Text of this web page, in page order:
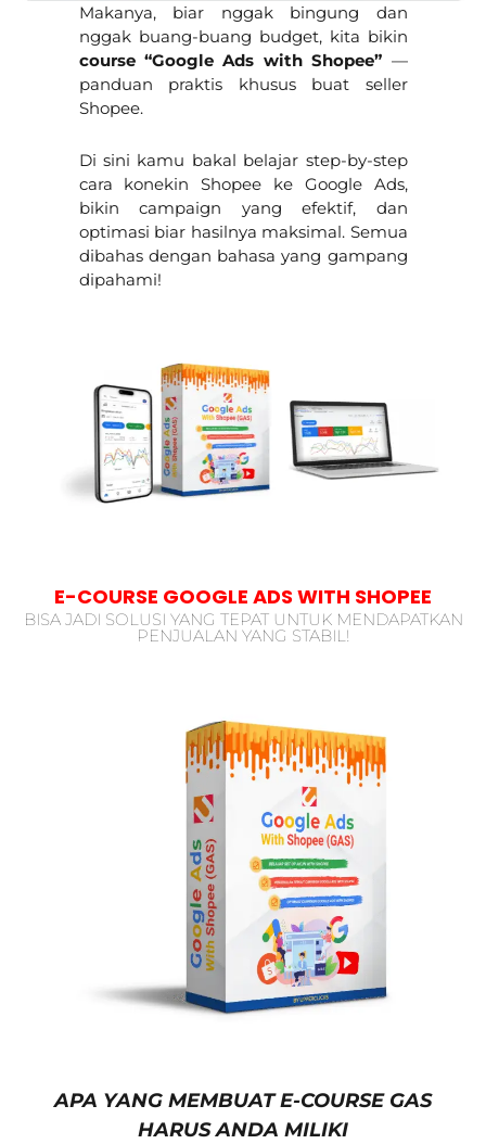
Makanya, biar nggak bingung dan
nggak buang-buang budget, kita bikin
course “Google Ads with Shopee” —
panduan praktis khusus buat seller
Shopee.
Di sini kamu bakal belajar step-by-step
cara konekin Shopee ke Google Ads,
bikin campaign yang efektif, dan
optimasi biar hasilnya maksimal. Semua
dibahas dengan bahasa yang gampang
dipahami!
E-COURSE GOOGLE ADS WITH SHOPEE
BISA JADI SOLUSI YANG TEPAT UNTUK MENDAPATKAN
PENJUALAN YANG STABIL!
APA YANG MEMBUAT E-COURSE GAS
HARUS ANDA MILIKI